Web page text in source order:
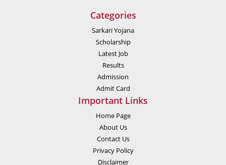
Categories
Sarkari Yojana
Scholarship
Latest Job
Results
Admission
Admit Card
Important Links
Home Page
About Us
Contact Us
Privacy Policy
Disclaimer